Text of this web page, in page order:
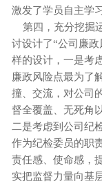
激发了学员自主学
第四，充分挖掘
讨设计了“公司廉
样的设计，一是考
廉政风险点最为了
撞、交流，对公司
督全覆盖、无死角
二是考虑到公司纪
作为纪检委员的职
责任感、使命感，
实把监督力量向基